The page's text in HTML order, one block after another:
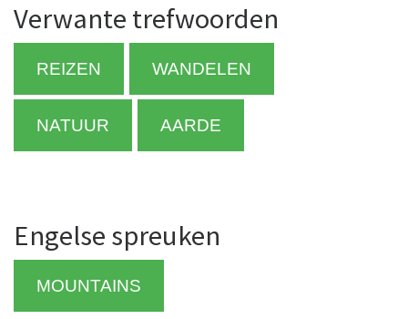
Verwante trefwoorden
REIZEN WANDELEN
NATUUR AARDE
Engelse spreuken
MOUNTAINS